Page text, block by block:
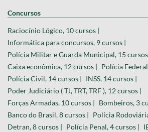
Concursos
Raciocínio Lógico, 10 cursos |
Informática para concursos, 9 cursos |
Polícia Militar e Guarda Municipal, 15
Caixa econômica, 12 cursos | Polícia
Polícia Civil, 14 cursos | INSS, 14 cursos |
Poder Judiciário ( TJ, TRT, TRF ), 12 cursos |
Forças Armadas, 10 cursos | Bombeiros, 3
Banco do Brasil, 8 cursos | Polícia
Detran, 8 cursos | Polícia Penal, 4 cursos |